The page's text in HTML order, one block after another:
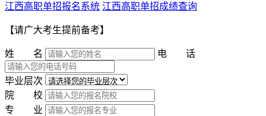
江西高职单招报名系统 江西高职单招成绩查询
【请广大考生提前备考】
姓 名 电 话
毕业层次
院 校
专 业